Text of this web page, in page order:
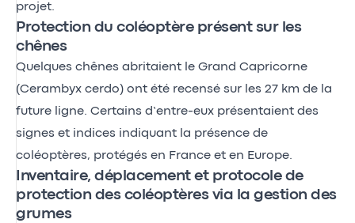
projet.
Protection du coléoptère présent sur les
chênes
Quelques chênes abritaient le Grand Capricorne
(Cerambyx cerdo) ont été recensé sur les 27 km de la
future ligne. Certains d’entre-eux présentaient des
signes et indices indiquant la présence de
coléoptères, protégés en France et en Europe.
Inventaire, déplacement et protocole de
protection des coléoptères via la gestion des
grumes